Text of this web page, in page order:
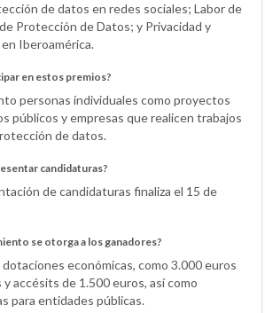
de datos en redes sociales; Labor de
Protección de Datos; y Privacidad y
Iberoamérica.
en estos premios?
personas individuales como proyectos
públicos y empresas que realicen trabajos
de datos.
candidaturas?
de candidaturas finaliza el 15 de
se otorga a los ganadores?
económicas, como 3.000 euros
accésits de 1.500 euros, así como
para entidades públicas.